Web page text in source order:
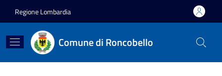
Regione Lombardia
Comune di Roncobello